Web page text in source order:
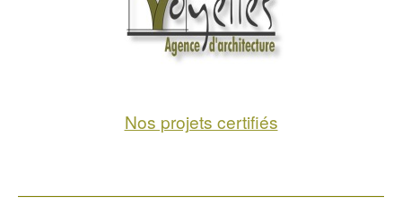
Nos projets certifiés